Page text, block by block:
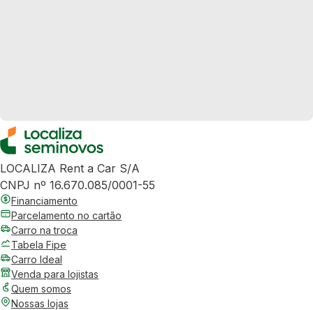
LOCALIZA Rent a Car S/A
CNPJ nº 16.670.085/0001-55
Financiamento
Parcelamento no cartão
Carro na troca
Tabela Fipe
Carro Ideal
Venda para lojistas
Quem somos
Nossas lojas